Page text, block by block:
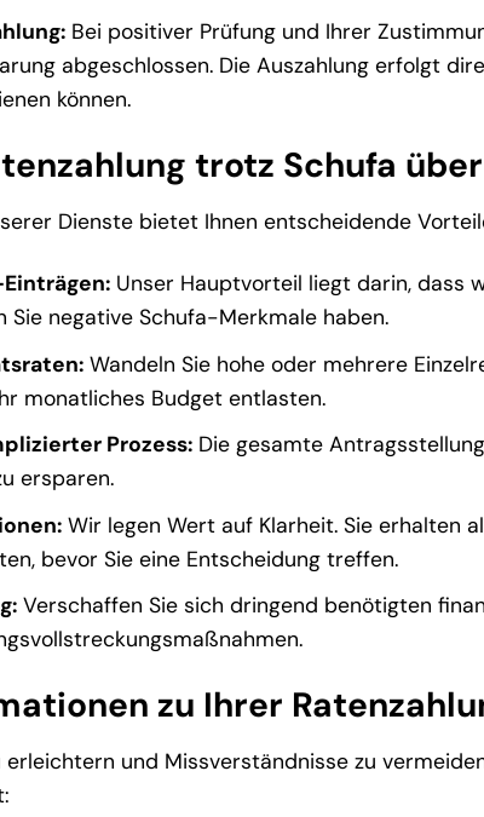
Bei positiver Prüfung und Ihrer
abgeschlossen. Die Auszahlung erfolgt
können.
trotz Schufa über
Dienste bietet Ihnen entscheidende
Unser Hauptvorteil liegt darin, dass
Sie negative Schufa-Merkmale haben.
Wandeln Sie hohe oder mehrere
monatliches Budget entlasten.
Prozess:Die gesamte
ersparen.
Wir legen Wert auf Klarheit. Sie erhalten
bevor Sie eine Entscheidung treffen.
Verschaffen Sie sich dringend benötigten
zu Ihrer
erleichtern und Missverständnisse zu